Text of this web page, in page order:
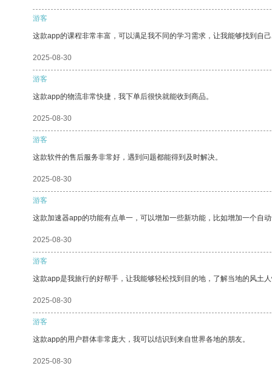
游客
这款app的课程非常丰富，可以满足我不同的学习需求，让我能够找到自
2025-08-30
游客
这款app的物流非常快捷，我下单后很快就能收到商品。
2025-08-30
游客
这款软件的售后服务非常好，遇到问题都能得到及时解决。
2025-08-30
游客
这款加速器app的功能有点单一，可以增加一些新功能，比如增加一个自
2025-08-30
游客
这款app是我旅行的好帮手，让我能够轻松找到目的地，了解当地的风土
2025-08-30
游客
这款app的用户群体非常庞大，我可以结识到来自世界各地的朋友。
2025-08-30